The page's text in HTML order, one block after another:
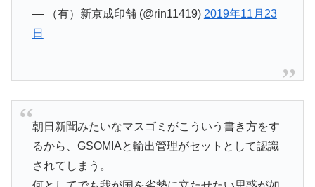
— （有）新京成印舗 (@rin11419) 2019年11月23
日
朝日新聞みたいなマスゴミがこういう書き方をす
るから、GSOMIAと輸出管理がセットとして認識
されてしまう。